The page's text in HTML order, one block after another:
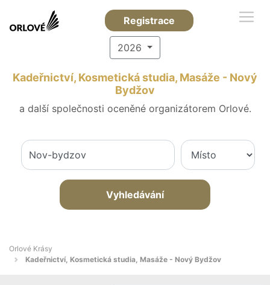
Registrace
2026
Kadeřnictví, Kosmetická studia, Masáže - Nový
Bydžov
a další společnosti oceněné organizátorem Orlové.
Vyhledávání
Orlové Krásy
Kadeřnictví, Kosmetická studia, Masáže - Nový Bydžov